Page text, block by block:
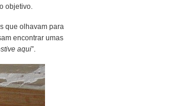
objetivo.
que olhavam para
encontrar umas
aqui”.